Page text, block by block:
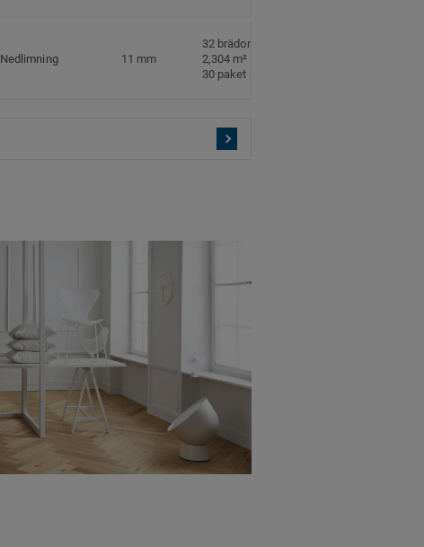
Nedlimning 11 mm
32 brädor per paket
2,304 m² per paket
30 paket per pall